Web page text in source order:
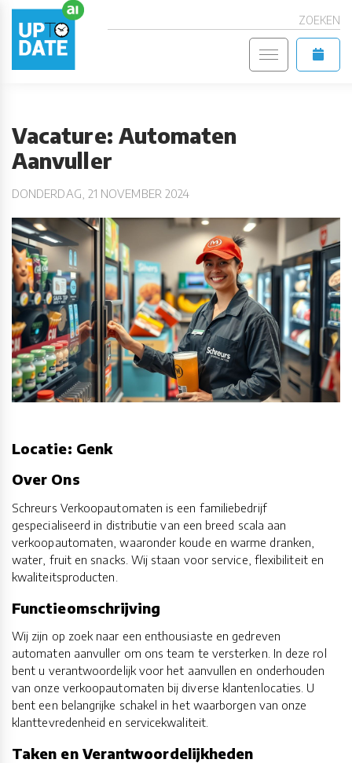
ZOEKEN
Vacature: Automaten
Aanvuller
DONDERDAG, 21 NOVEMBER 2024
Locatie: Genk
Over Ons
Schreurs Verkoopautomaten is een familiebedrijf
gespecialiseerd in distributie van een breed scala aan
verkoopautomaten, waaronder koude en warme dranken,
water, fruit en snacks. Wij staan voor service, flexibiliteit en
kwaliteitsproducten.
Functieomschrijving
Wij zijn op zoek naar een enthousiaste en gedreven
automaten aanvuller om ons team te versterken. In deze rol
bent u verantwoordelijk voor het aanvullen en onderhouden
van onze verkoopautomaten bij diverse klantenlocaties. U
bent een belangrijke schakel in het waarborgen van onze
klanttevredenheid en servicekwaliteit.
Taken en Verantwoordelijkheden